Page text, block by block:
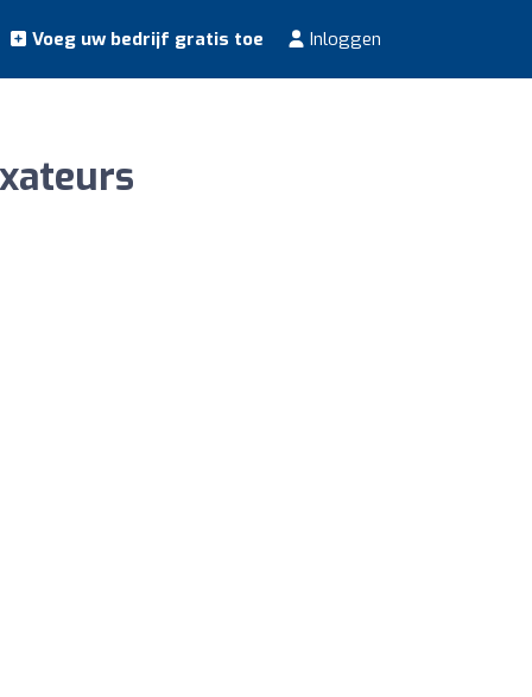
Voeg uw bedrijf gratis toe Inloggen